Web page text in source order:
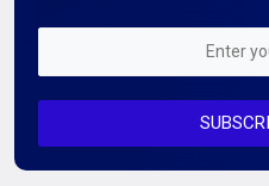
Mỗi tuần 01 Server
Server Dedicated (Máy chủ